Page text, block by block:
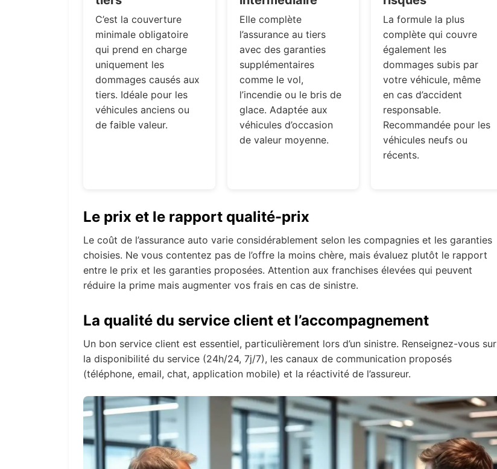
C’est la couverture
minimale obligatoire
qui prend en charge
uniquement les
dommages causés aux
tiers. Idéale pour les
véhicules anciens ou
de faible valeur.
Elle complète
l’assurance au tiers
avec des garanties
supplémentaires
comme le vol,
l’incendie ou le bris de
glace. Adaptée aux
véhicules d’occasion
de valeur moyenne.
La formule la plus
complète qui couvre
également les
dommages subis par
votre véhicule, même
en cas d’accident
responsable.
Recommandée pour les
véhicules neufs ou
récents.
Le prix et le rapport qualité-prix
Le coût de l’assurance auto varie considérablement selon les compagnies et les garanties
choisies. Ne vous contentez pas de l’offre la moins chère, mais évaluez plutôt le rapport
entre le prix et les garanties proposées. Attention aux franchises élevées qui peuvent
réduire la prime mais augmenter vos frais en cas de sinistre.
La qualité du service client et l’accompagnement
Un bon service client est essentiel, particulièrement lors d’un sinistre. Renseignez-vous sur
la disponibilité du service (24h/24, 7j/7), les canaux de communication proposés
(téléphone, email, chat, application mobile) et la réactivité de l’assureur.